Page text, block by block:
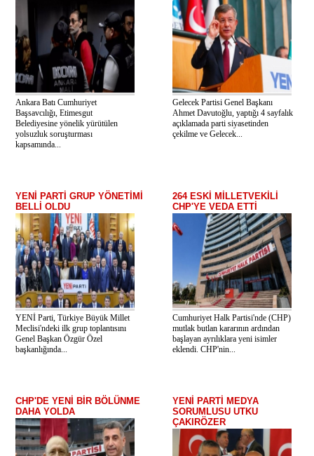
Ankara Batı Cumhuriyet
Başsavcılığı, Etimesgut
Belediyesine yönelik yürütülen
yolsuzluk soruşturması
kapsamında...
Gelecek Partisi Genel Başkanı
Ahmet Davutoğlu, yaptığı 4 sayfalık
açıklamada parti siyasetinden
çekilme ve Gelecek...
YENİ PARTİ GRUP YÖNETİMİ
BELLİ OLDU
YENİ Parti, Türkiye Büyük Millet
Meclisi'ndeki ilk grup toplantısını
Genel Başkan Özgür Özel
başkanlığında...
264 ESKİ MİLLETVEKİLİ
CHP'YE VEDA ETTİ
Cumhuriyet Halk Partisi'nde (CHP)
mutlak butlan kararının ardından
başlayan ayrılıklara yeni isimler
eklendi. CHP'nin...
CHP'DE YENİ BİR BÖLÜNME
DAHA YOLDA
YENİ PARTİ MEDYA
SORUMLUSU UTKU
ÇAKIRÖZER